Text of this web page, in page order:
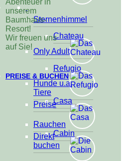
Sternenhimmel
Only Adult
Hunde u.a.
Tiere
Rauchen
Chateau
Refugio
Casa
Cabin
Abenteuer in
unserem
Baumhaus-
Resort!
Wir freuen uns
auf Sie!
PREISE & BUCHEN
Preise
Direkt
buchen